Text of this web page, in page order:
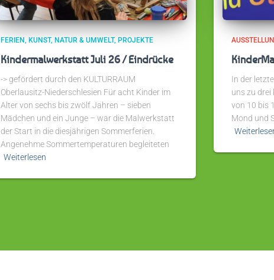
FERIEN KUNST NATUR & UMWELT PROJEKTE
Kindermalwerkstatt Juli 26 / Eindrücke
-> gefördert durch den KULTURRAUM
Oberlausitz-Niederschlesien Für acht Kinder im
Alter von sechs bis zwölf Jahren – sieben
Mädchen und ein Junge – war die Malwerkstatt
der Start in die diesjährigen Sommerferien.
Angenehme Sommertemperaturen begleiteten
Weiterlesen
In der
uns zu drei
von 10 bis
Mond und